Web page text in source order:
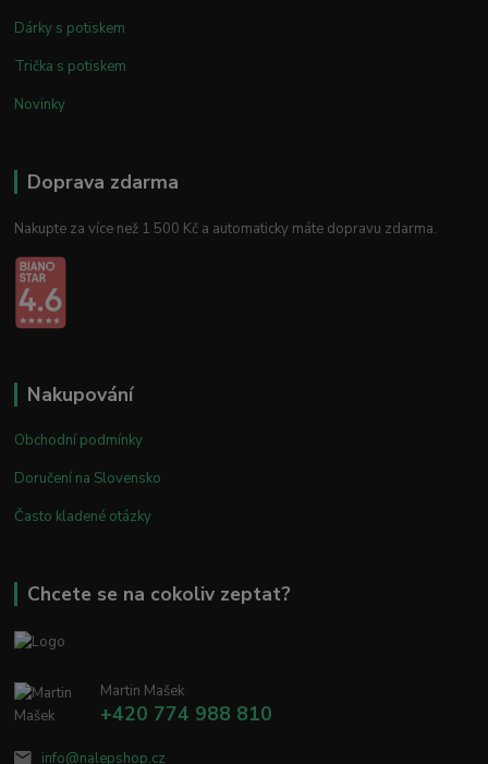
Dárky s potiskem
Trička s potiskem
Novinky
Doprava zdarma
Nakupte za více než 1 500 Kč a automaticky máte dopravu zdarma.
Nakupování
Obchodní podmínky
Doručení na Slovensko
Často kladené otázky
Chcete se na cokoliv zeptat?
Martin Mašek
+420 774 988 810
info@nalepshop.cz